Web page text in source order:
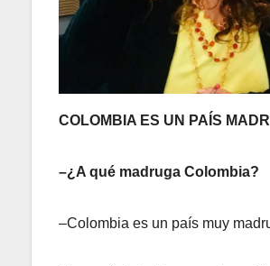
COLOMBIA ES UN PAÍS
–¿A qué madruga Colombia?
–Colombia es un país muy